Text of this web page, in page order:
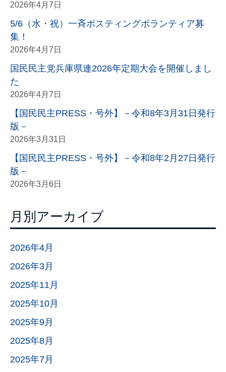
2026年4月7日
5/6（水・祝）一斉ポスティングボランティア募
集！
2026年4月7日
国民民主党兵庫県連2026年定期大会を開催しまし
た
2026年4月7日
【国民民主PRESS・号外】－令和8年3月31日発行
版－
2026年3月31日
【国民民主PRESS・号外】－令和8年2月27日発行
版－
2026年3月6日
月別アーカイブ
2026年4月
2026年3月
2025年11月
2025年10月
2025年9月
2025年8月
2025年7月